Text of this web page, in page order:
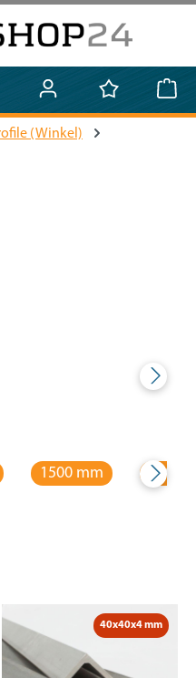
(Winkel)
1500 mm 2000
40x40x4 mm